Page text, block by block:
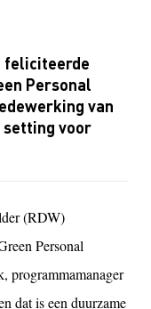
feliciteerde
Personal
van
setting voor
(RDW)
Personal
programmamanager
dat is een duurzame